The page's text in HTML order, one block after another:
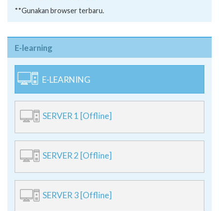
**Gunakan browser terbaru.
E-learning
E-LEARNING
SERVER 1 [Offline]
SERVER 2 [Offline]
SERVER 3 [Offline]